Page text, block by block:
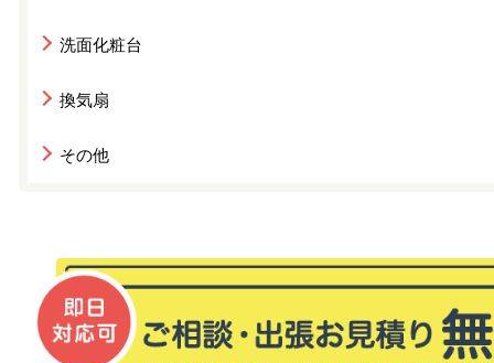
洗面化粧台
換気扇
その他